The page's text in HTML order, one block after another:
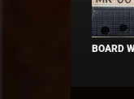
BOARD